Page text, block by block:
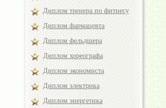
Диплом тренера по фитнесу
Диплом фармацевта
Диплом фельдшера
Диплом хореографа
Диплом экономиста
Диплом электрика
Диплом энергетика